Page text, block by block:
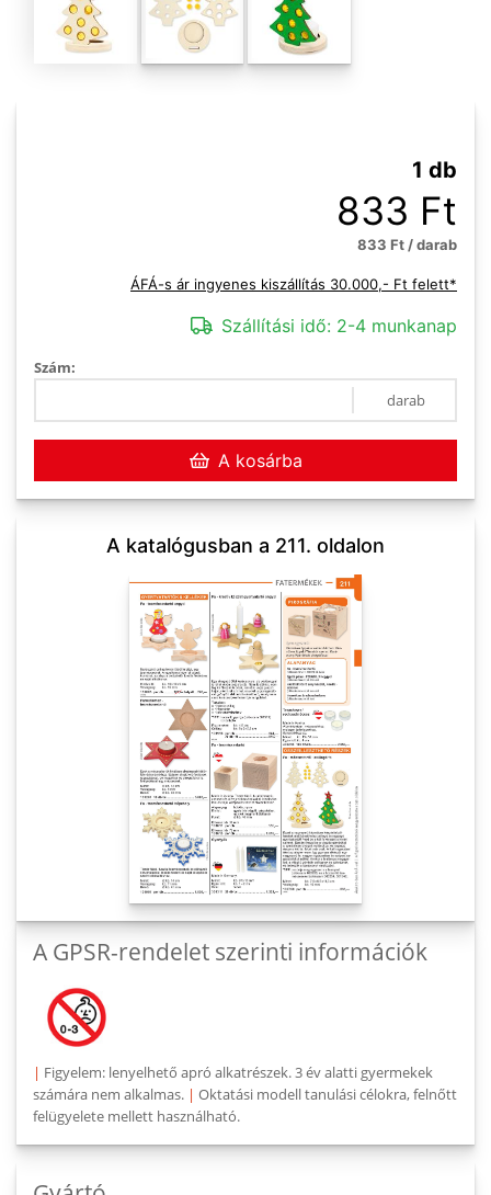
1 db
833 Ft
833 Ft / darab
ÁFÁ-s ár ingyenes kiszállítás 30.000,- Ft felett*
Szállítási idő: 2-4 munkanap
Szám:
darab
A kosárba
A katalógusban a 211. oldalon
A GPSR-rendelet szerinti információk
| Figyelem: lenyelhető apró alkatrészek. 3 év alatti gyermekek
számára nem alkalmas. | Oktatási modell tanulási célokra, felnőtt
felügyelete mellett használható.